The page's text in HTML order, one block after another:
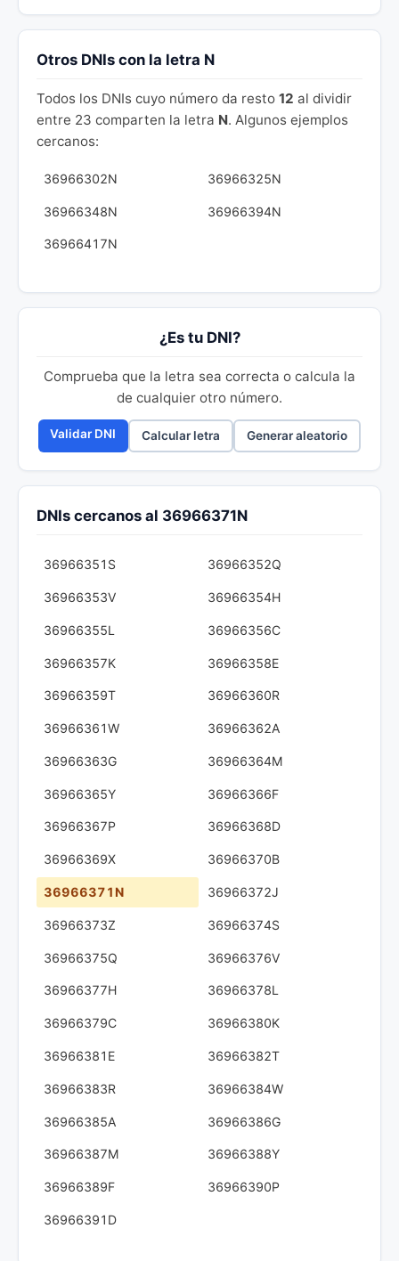
Otros DNIs con la letra N
Todos los DNIs cuyo número da resto 12 al dividir
entre 23 comparten la letra N. Algunos ejemplos
cercanos:
36966302N 36966325N
36966348N 36966394N
36966417N
¿Es tu DNI?
Comprueba que la letra sea correcta o calcula la
de cualquier otro número.
Validar DNI Calcular letra Generar aleatorio
DNIs cercanos al 36966371N
36966351S 36966352Q
36966353V 36966354H
36966355L 36966356C
36966357K 36966358E
36966359T 36966360R
36966361W 36966362A
36966363G 36966364M
36966365Y 36966366F
36966367P 36966368D
36966369X 36966370B
36966371N 36966372J
36966373Z 36966374S
36966375Q 36966376V
36966377H 36966378L
36966379C 36966380K
36966381E 36966382T
36966383R 36966384W
36966385A 36966386G
36966387M 36966388Y
36966389F 36966390P
36966391D